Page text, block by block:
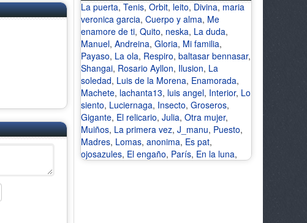
La puerta, Tenis, Orbit, leito, Divina, maria
veronica garcia, Cuerpo y alma, Me
enamore de ti, Quito, neska, La duda,
Manuel, Andreina, Gloria, Mi familia,
Payaso, La ola, Respiro, baltasar bennasar,
Shangai, Rosario Ayllon, Ilusion, La
soledad, Luis de la Morena, Enamorada,
Machete, lachanta13, luis angel, Interior, Lo
siento, Luciernaga, Insecto, Groseros,
Gigante, El relicario, Julia, Otra mujer,
Muiños, La primera vez, J_manu, Puesto,
Madres, Lomas, anonima, Es pat,
ojosazules, El engaño, París, En la luna,